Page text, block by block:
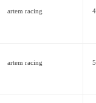
artem racing
artem racing